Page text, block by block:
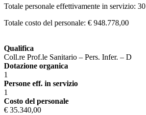
Totale personale effettivamente in servizio: 30
Totale costo del personale: € 948.778,00
Qualifica
Coll.re Prof.le Sanitario – Pers. Infer. – D
Dotazione organica
1
Persone eff. in servizio
1
Costo del personale
€ 35.340,00